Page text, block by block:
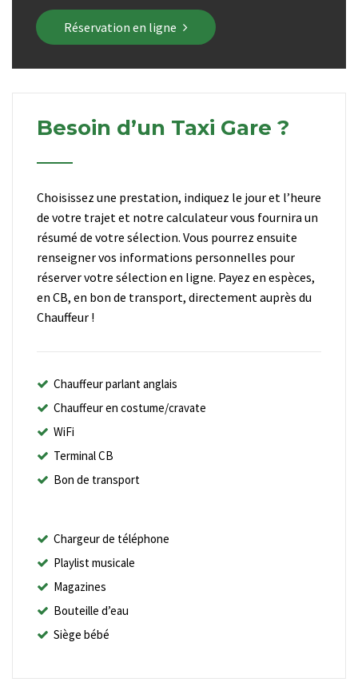
Réservation en ligne
Besoin d’un Taxi Gare ?
Choisissez une prestation, indiquez le jour et l’heure
de votre trajet et notre calculateur vous fournira un
résumé de votre sélection. Vous pourrez ensuite
renseigner vos informations personnelles pour
réserver votre sélection en ligne. Payez en espèces,
en CB, en bon de transport, directement auprès du
Chauffeur !
Chauffeur parlant anglais
Chauffeur en costume/cravate
WiFi
Terminal CB
Bon de transport
Chargeur de téléphone
Playlist musicale
Magazines
Bouteille d’eau
Siège bébé